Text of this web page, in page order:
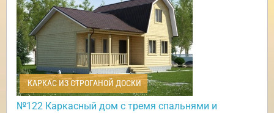
КАРКАС ИЗ СТРОГАНОЙ ДОСКИ
№122 Каркасный дом с тремя спальнями и